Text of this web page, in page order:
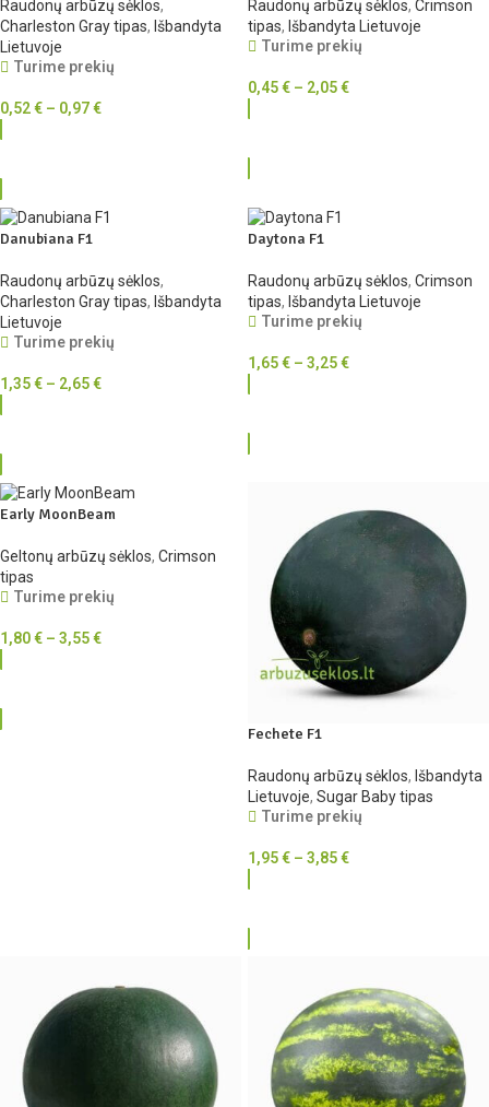
Raudonų arbūzų sėklos,
Charleston Gray tipas, Išbandyta
Lietuvoje
Turime prekių
0,52€ – 0,97€
Raudonų arbūzų sėklos, Crimson
tipas, Išbandyta Lietuvoje
Turime prekių
0,45€ – 2,05€
Danubiana F1
Raudonų arbūzų sėklos,
Charleston Gray tipas, Išbandyta
Lietuvoje
Turime prekių
1,35€ – 2,65€
Daytona F1
Raudonų arbūzų sėklos, Crimson
tipas, Išbandyta Lietuvoje
Turime prekių
1,65€ – 3,25€
Early MoonBeam
Geltonų arbūzų sėklos, Crimson
tipas
Turime prekių
1,80€ – 3,55€
Fechete F1
Raudonų arbūzų sėklos, Išbandyta
Lietuvoje, Sugar Baby tipas
Turime prekių
1,95€ – 3,85€